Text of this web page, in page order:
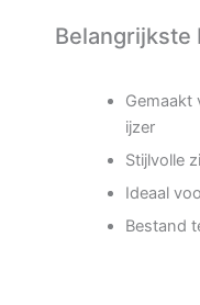
Belangrijkste
Gemaakt
ijzer
Stijlvolle
Ideaal
Bestand